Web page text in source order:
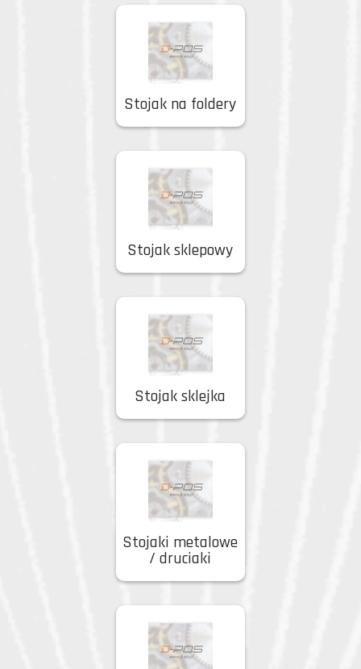
Stojak na foldery
Stojak sklepowy
Stojak sklejka
Stojaki metalowe
/ druciaki